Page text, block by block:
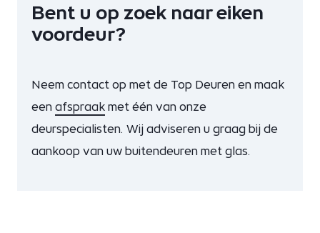
Bent u op zoek naar eiken
voordeur?
Neem contact op met de Top Deuren en maak
een afspraak met één van onze
deurspecialisten. Wij adviseren u graag bij de
aankoop van uw buitendeuren met glas.